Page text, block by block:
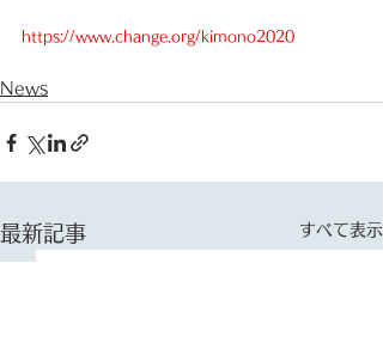
https://www.change.org/kimono2020
News
最新記事 すべて表示